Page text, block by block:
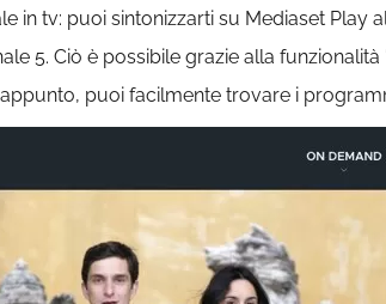
in tv: puoi sintonizzarti su Mediaset
5. Ciò è possibile grazie alla funzionalità
puoi facilmente trovare i